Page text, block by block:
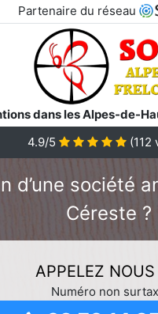
Partenaire du réseau
dans les Alpes-de-
4.9/5
(112
d’une société
Céreste ?
APPELEZ
Numéro non